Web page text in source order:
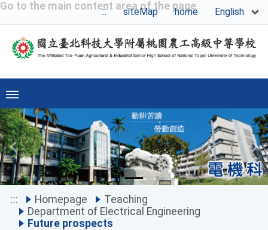
Go to the main content area of the page
::: siteMap home English
Previous
::: Homepage
Teaching
Department of Electrical Engineering
Future prospects